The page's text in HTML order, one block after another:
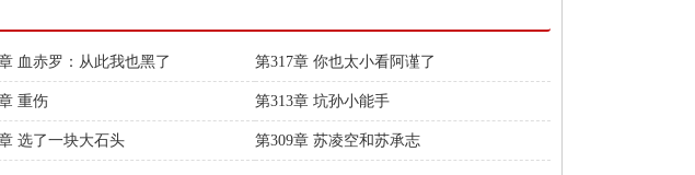
血赤罗：从此我也黑了 第317章 你也太小看阿谨了
重伤 第313章 坑孙小能手
选了一块大石头 第309章 苏凌空和苏承志